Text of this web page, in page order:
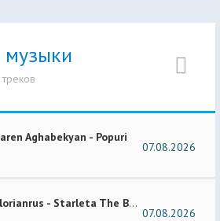
музыки
Aghabekyan - Popuri
07.08.2026
Florianrus - Starleta The Bar Session
07.08.2026